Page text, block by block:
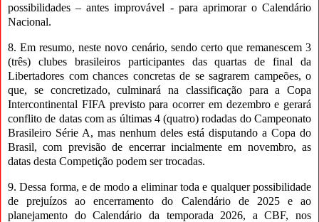
possibilidades – antes improvável - para aprimorar o Calendário
Nacional.
8. Em resumo, neste novo cenário, sendo certo que remanescem 3
(três) clubes brasileiros participantes das quartas de final da
Libertadores com chances concretas de se sagrarem campeões, o
que, se concretizado, culminará na classificação para a Copa
Intercontinental FIFA previsto para ocorrer em dezembro e gerará
conflito de datas com as últimas 4 (quatro) rodadas do Campeonato
Brasileiro Série A, mas nenhum deles está disputando a Copa do
Brasil, com previsão de encerrar incialmente em novembro, as
datas desta Competição podem ser trocadas.
9. Dessa forma, e de modo a eliminar toda e qualquer possibilidade
de prejuízos ao encerramento do Calendário de 2025 e ao
planejamento do Calendário da temporada 2026, a CBF, nos